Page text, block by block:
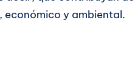
económico y ambiental.